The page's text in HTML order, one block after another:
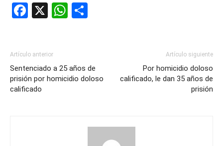
Facebook
X WhatsApp
Artículo anterior
Sentenciado a 25 años de
prisión por homicidio doloso
calificado
Artículo siguiente
Por homicidio doloso
calificado, le dan 35 años de
prisión